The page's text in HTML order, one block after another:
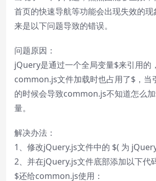
首页的快速导航等功能会出现失效的
来是以下问题导致的错误。
问题原因：
jQuery是通过一个全局变量$来引用的
common.js文件加载时也占用了$，当
的时候会导致common.js不知道怎么
量。
解决办法：
1、修改jQuery.js文件中的 $( 为
2、并在jQuery.js文件底部添加以下代
$还给common.js使用：